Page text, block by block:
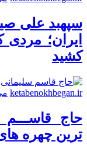
سپهبد علی
ایران؛
کشید
ketabenokhbegan.ir می
حاج
ترین چهره